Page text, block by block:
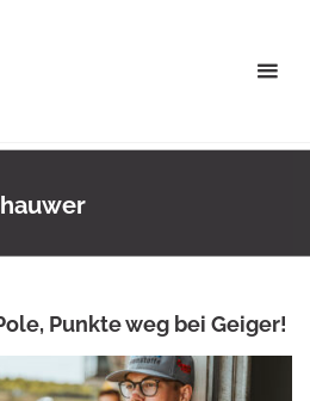
Punkte weg bei Geiger!